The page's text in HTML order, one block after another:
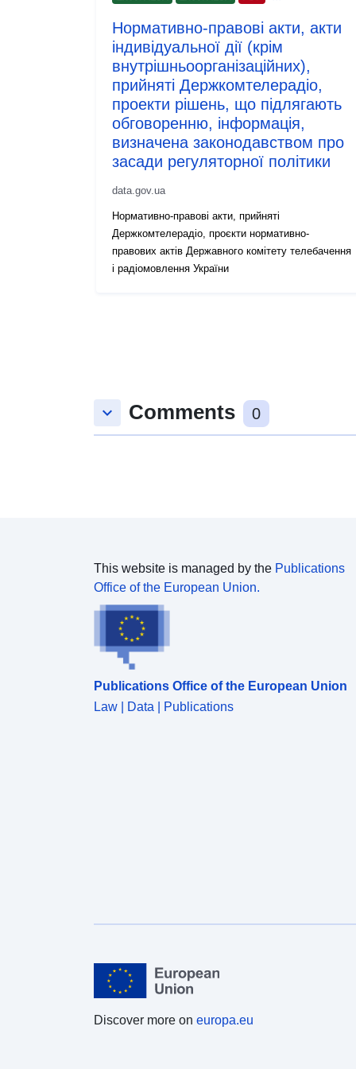
Нормативно-правові акти, акти
індивідуальної дії (крім
внутрішньоорганізаційних),
прийняті Держкомтелерадіо,
проекти рішень, що підлягають
обговоренню, інформація,
визначена законодавством про
засади регуляторної політики
data.gov.ua
Нормативно-правові акти, прийняті
Держкомтелерадіо, проєкти нормативно-
правових актів Державного комітету телебачення
і радіомовлення України
keyboard_arrow_down Comments 0
This website is managed by the Publications
Office of the European Union.
Publications Office of the European Union
Law | Data | Publications
Discover more on europa.eu